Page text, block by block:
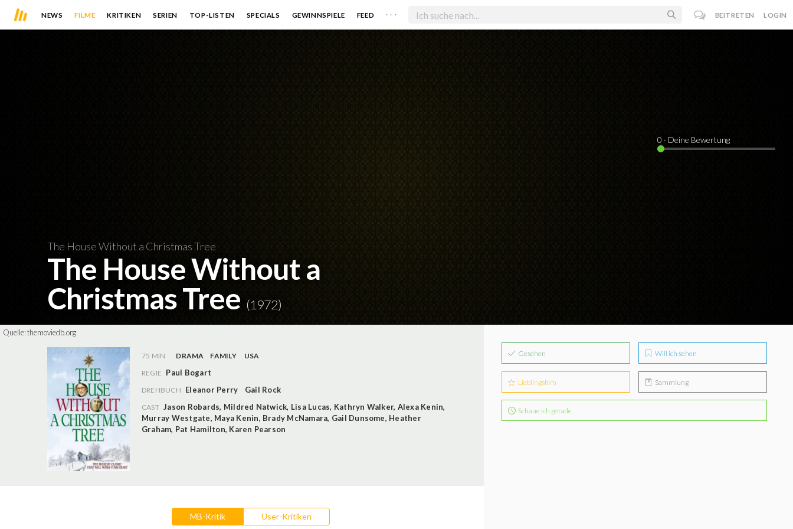
NEWS FILME KRITIKEN SERIEN TOP-LISTEN SPECIALS GEWINNSPIELE FEED . . . BEITRETEN LOGIN
The House Without a Christmas Tree
The House Without a
Christmas Tree (1972)
0 · Deine Bewertung
Quelle:themoviedb.org
75 MIN DRAMA FAMILY
USA
REGIE Paul Bogart
DREHBUCH Eleanor Perry Gail Rock
CAST Jason Robards, Mildred Natwick, Lisa Lucas, Kathryn Walker, Alexa Kenin,
Murray Westgate, Maya Kenin, Brady McNamara, Gail Dunsome, Heather
Graham, Pat Hamilton, Karen Pearson
MB-Kritik User-Kritiken
Gesehen Will ich sehen
Lieblingsfilm Sammlung
Schaue ich gerade